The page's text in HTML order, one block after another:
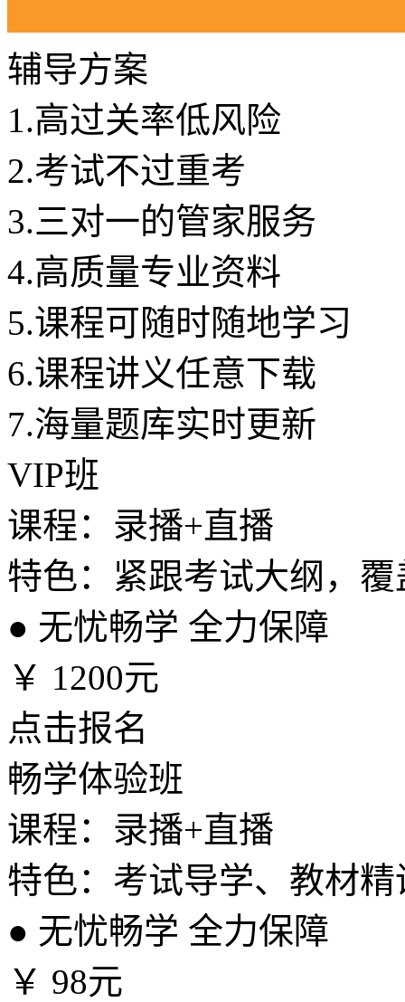
辅导方案
1.高过关率低风险
2.考试不过重考
3.三对一的管家服务
4.高质量专业资料
5.课程可随时随地学习
6.课程讲义任意下载
7.海量题库实时更新
VIP班
课程：录播+直播
特色：紧跟考试大纲，
● 无忧畅学 全力保障
￥ 1200元
点击报名
畅学体验班
课程：录播+直播
特色：考试导学、教材
● 无忧畅学 全力保障
￥ 98元